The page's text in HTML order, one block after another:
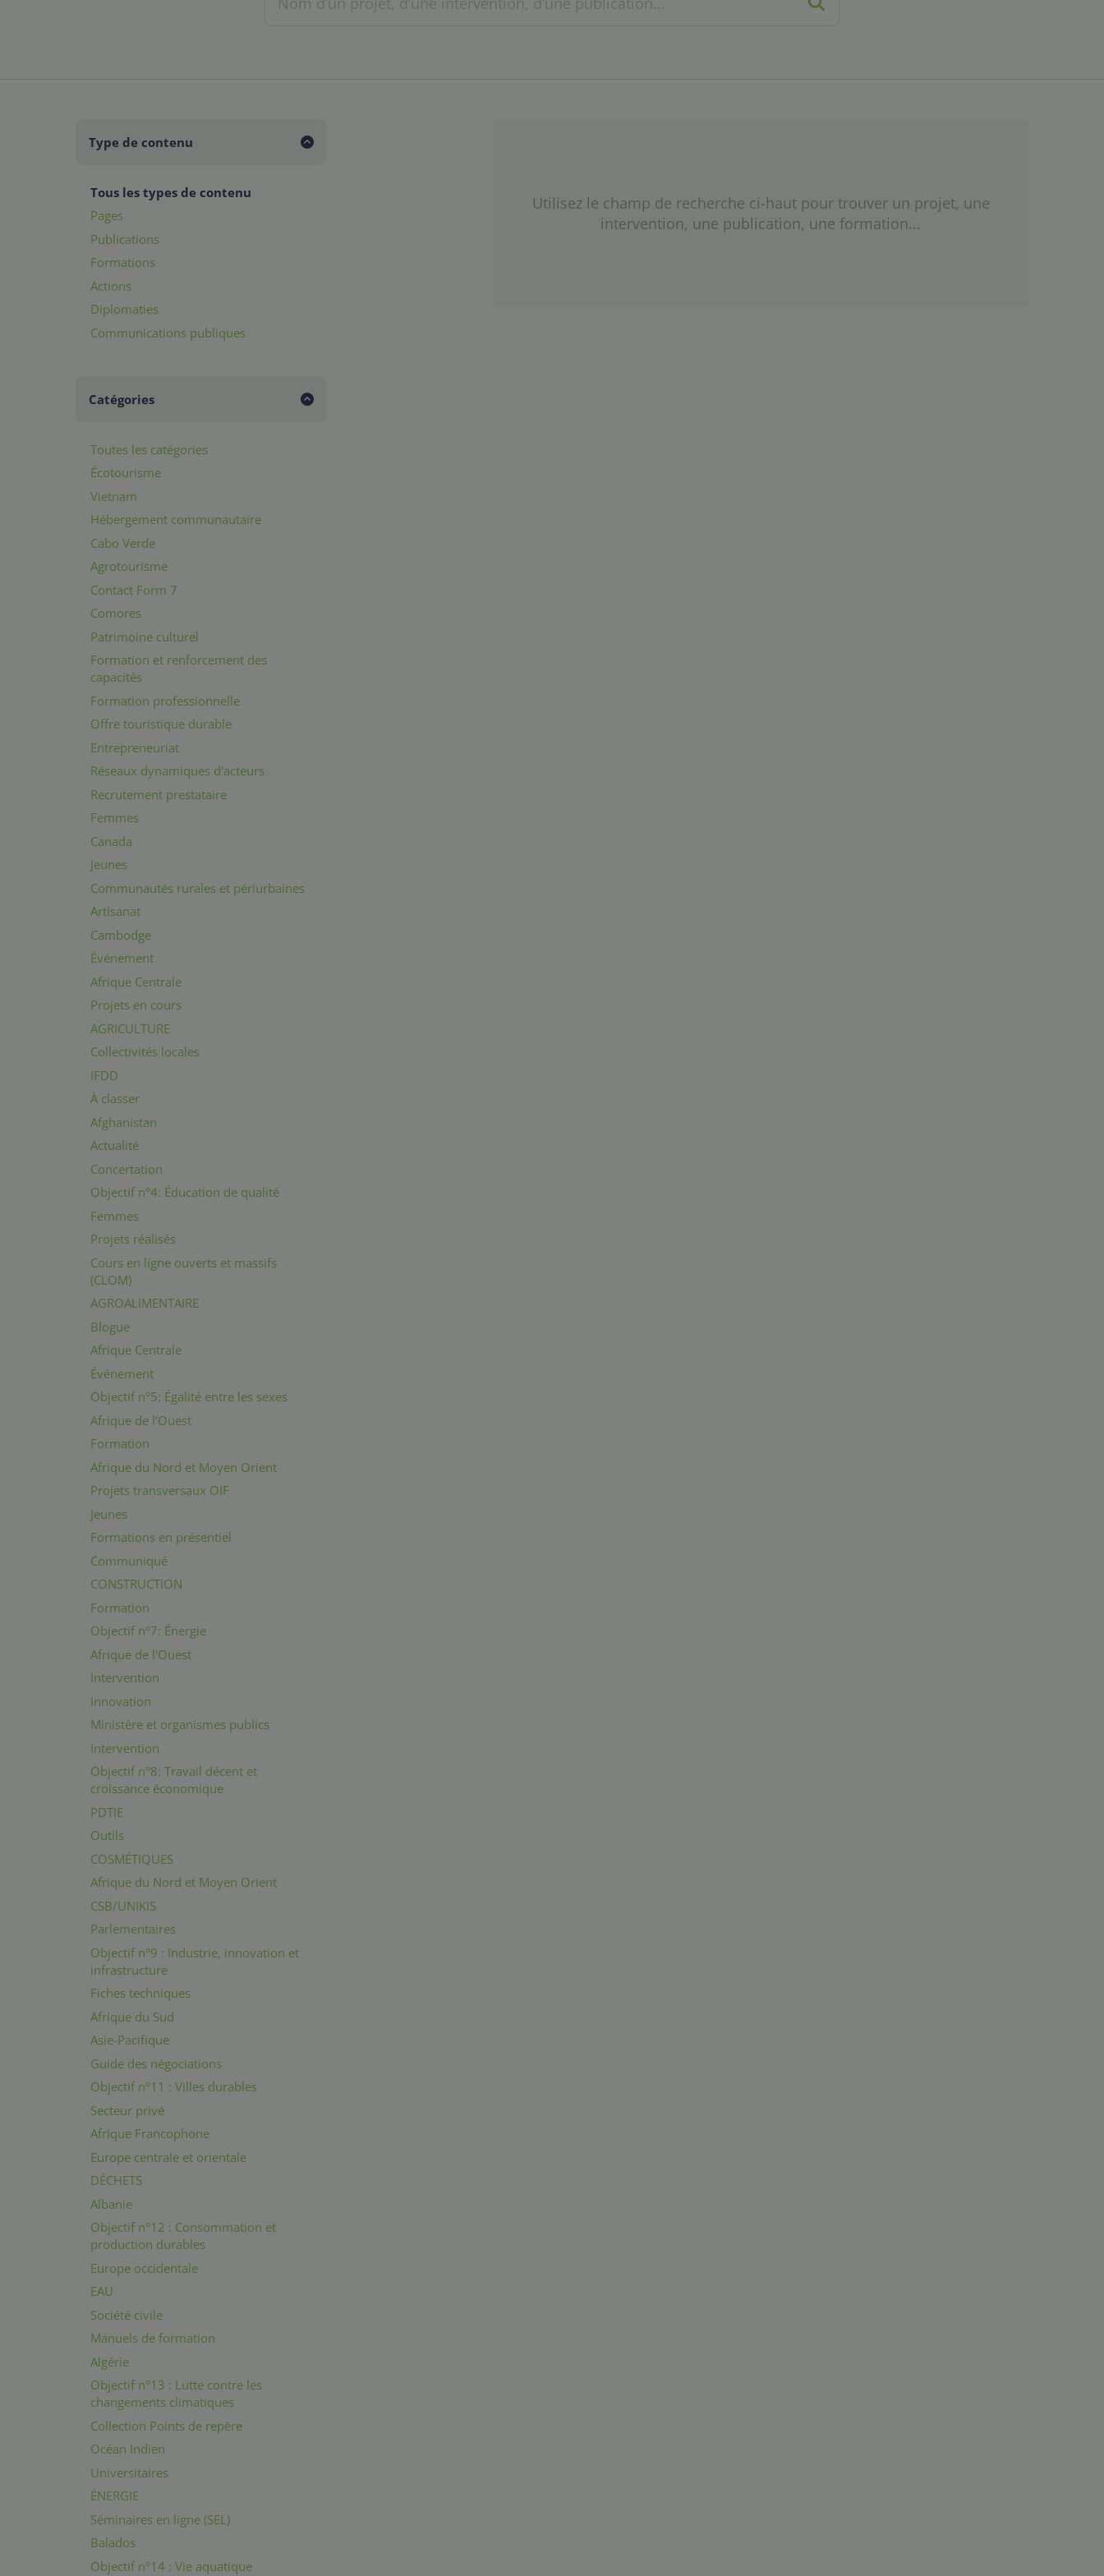
Type de contenu
Tous les types de contenu
Pages
Publications
Formations
Actions
Diplomaties
Communications publiques
Catégories
Toutes les catégories
Écotourisme
Vietnam
Hébergement communautaire
Cabo Verde
Agrotourisme
Contact Form 7
Comores
Patrimoine culturel
Formation et renforcement des
capacités
Formation professionnelle
Offre touristique durable
Entrepreneuriat
Réseaux dynamiques d'acteurs
Recrutement prestataire
Femmes
Canada
Jeunes
Communautés rurales et périurbaines
Artisanat
Cambodge
Événement
Afrique Centrale
Projets en cours
AGRICULTURE
Collectivités locales
IFDD
À classer
Afghanistan
Actualité
Concertation
Objectif n°4: Éducation de qualité
Femmes
Projets réalisés
Cours en ligne ouverts et massifs
(CLOM)
AGROALIMENTAIRE
Blogue
Afrique Centrale
Événement
Objectif n°5: Égalité entre les sexes
Afrique de l’Ouest
Formation
Afrique du Nord et Moyen Orient
Projets transversaux OIF
Jeunes
Formations en présentiel
Communiqué
CONSTRUCTION
Formation
Objectif n°7: Énergie
Afrique de l'Ouest
Intervention
Innovation
Ministère et organismes publics
Intervention
Objectif n°8: Travail décent et
croissance économique
PDTIE
Outils
COSMÉTIQUES
Afrique du Nord et Moyen Orient
CSB/UNIKIS
Parlementaires
Objectif n°9 : Industrie, innovation et
infrastructure
Fiches techniques
Afrique du Sud
Asie-Pacifique
Guide des négociations
Objectif n°11 : Villes durables
Secteur privé
Afrique Francophone
Europe centrale et orientale
DÉCHETS
Albanie
Objectif n°12 : Consommation et
production durables
Europe occidentale
EAU
Société civile
Manuels de formation
Algérie
Objectif n°13 : Lutte contre les
changements climatiques
Collection Points de repère
Océan Indien
Universitaires
ÉNERGIE
Séminaires en ligne (SEL)
Balados
Objectif n°14 : Vie aquatique
Utilisez le champ de recherche ci-haut pour trouver un projet, une
intervention, une publication, une formation...